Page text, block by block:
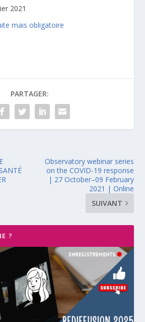
2021
mais obligatoire
PARTAGER:
Observatory webinar series
on the COVID-19 response
| 27 October–09 February
2021 | Online
SUIVANT
?